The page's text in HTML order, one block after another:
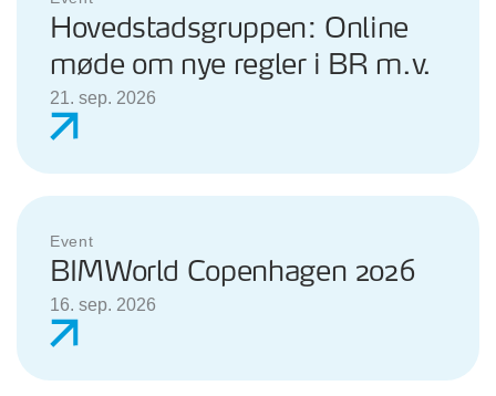
Hovedstadsgruppen: Online
møde om nye regler i BR m.v.
21. sep. 2026
Event
BIMWorld Copenhagen 2026
16. sep. 2026